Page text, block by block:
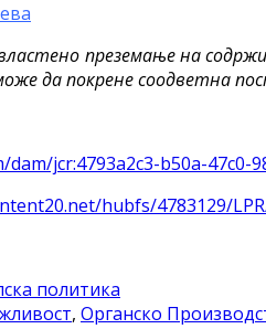
преземање на
да покрене соодветна
dam/jcr:4793a2c3-b50a-
hubfs/4783129/
политика
, Органско